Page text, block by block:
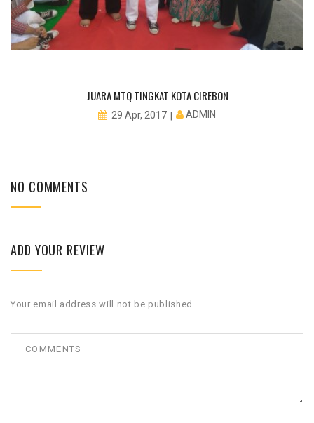
JUARA MTQ TINGKAT KOTA CIREBON
29 Apr, 2017 ADMIN
NO COMMENTS
ADD YOUR REVIEW
Your email address will not be published.